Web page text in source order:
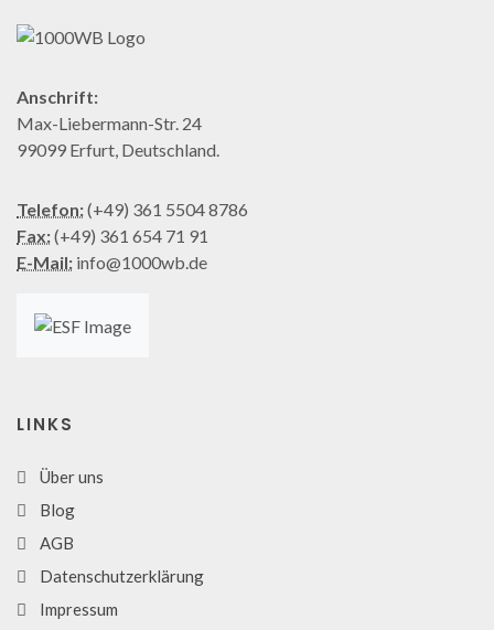
Anschrift:
Max-Liebermann-Str. 24
99099 Erfurt, Deutschland.
Telefon:(+49) 361 5504 8786
Fax:(+49) 361 654 71 91
E-Mail: info@1000wb.de
LINKS
Über uns
Blog
AGB
Datenschutzerklärung
Impressum